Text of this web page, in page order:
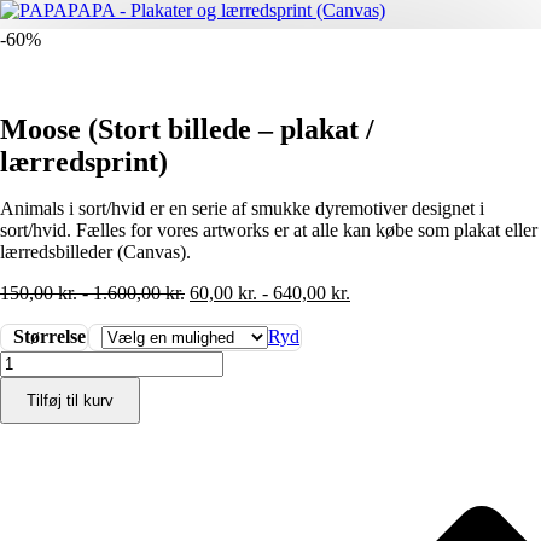
-60%
Moose (Stort billede – plakat /
lærredsprint)
Animals i sort/hvid er en serie af smukke dyremotiver designet i
sort/hvid. Fælles for vores artworks er at alle kan købe som plakat eller
lærredsbilleder (Canvas).
150,00kr.-1.600,00kr. 60,00 kr. - 640,00 kr.
Størrelse
Ryd
Moose
(Stort
billede
-
Tilføj til kurv